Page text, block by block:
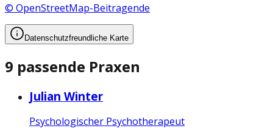
© OpenStreetMap-Beitragende
Datenschutzfreundliche Karte
9 passende Praxen
Julian Winter
Psychologischer Psychotherapeut